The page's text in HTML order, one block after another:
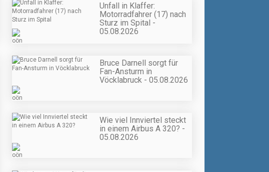
Unfall in Klaffer:
Motorradfahrer (17) nach
Sturz im Spital -
05.08.2026
Bruce Darnell sorgt für
Fan-Ansturm in
Vöcklabruck - 05.08.2026
Wie viel Innviertel steckt
in einem Airbus A 320? -
05.08.2026